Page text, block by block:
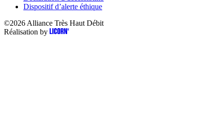
Dispositif d’alerte éthique
©2026 Alliance Très Haut Débit
Réalisation by